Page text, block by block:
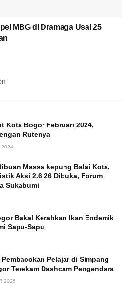
MBG di Dramaga Usai 25
Kota Bogor Februari 2024,
Rutenya
2024
Massa kepung Balai Kota,
Aksi 2.6.26 Dibuka, Forum
Sukabumi
Bakal Kerahkan Ikan Endemik
Sapu-Sapu
Pelajar di Simpang
Terekam Dashcam Pengendara
2025